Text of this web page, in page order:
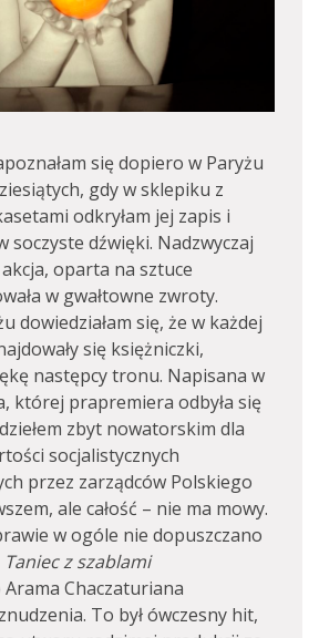
się dopiero w Paryżu
gdy w sklepiku z
odkryłam jej zapis i
soczyste dźwięki. Nadzwyczaj
oparta na sztuce
w gwałtowne zwroty.
dowiedziałam się, że w każdej
się księżniczki,
następcy tronu. Napisana w
której prapremiera odbyła się
zbyt nowatorskim dla
socjalistycznych
przez zarządców Polskiego
ale całość – nie ma mowy.
w ogóle nie dopuszczano
Taniec z szablami
Chaczaturiana
To był ówczesny hit,